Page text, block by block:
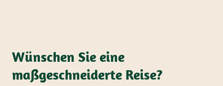
Wünschen Sie eine
maßgeschneiderte Reise?